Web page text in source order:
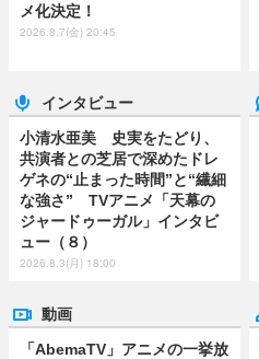
メ化決定！
2026.8.7(金) 20:45
インタビュー
小清水亜美 史実をたどり、
共演者との芝居で深めたドレ
ゲネの“止まった時間”と“繊細
な強さ” TVアニメ「天幕の
ジャードゥーガル」インタビ
ュー（８）
2026.8.3(月) 18:00
動画
「AbemaTV」アニメの一挙放